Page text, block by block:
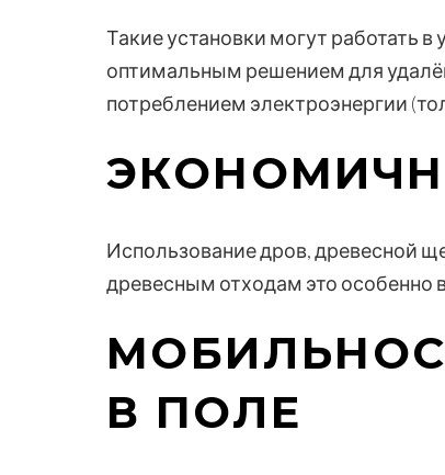
Такие установки могут работать
оптимальным решением для
потреблением электроэнергии
Использование дров, древесной
древесным отходам это особенно
В ПОЛЕ